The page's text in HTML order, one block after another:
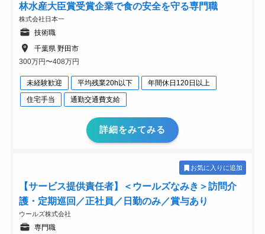
林水産大臣賞受賞企業で食の安全を守る専門職
株式会社日本一
技術職
千葉県 野田市
300万円〜408万円
未経験歓迎 平均残業20h以下
年間休日120日以上
住宅手当
通勤交通費支給
詳細をみてみる
お気に入りに追加
【サービス提供責任者】＜ウールズなみき＞訪問介
護・定期巡回／正社員／日勤のみ／賞与あり
ウールズ株式会社
専門職